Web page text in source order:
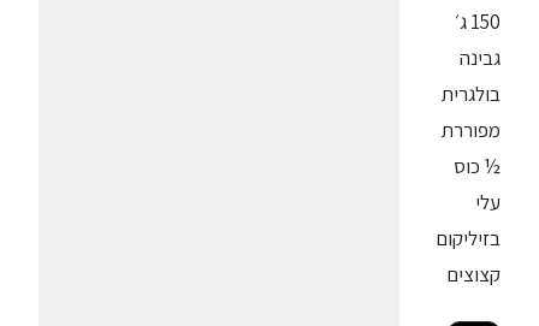
150 ג׳
גבינה
בולגרית
מפוררת
½ כוס
עלי
בזיליקום
קצוצים